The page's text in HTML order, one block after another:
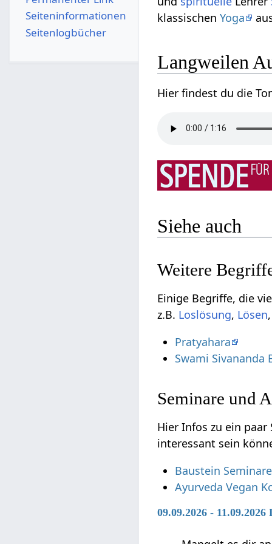
klassischenYoga
Siehe auch
Einige Begriffe, die vielleicht nicht
z.B.
,
Pratyahara
Swami Sivananda
Seminare und
Hier Infos zu ein paar
interessant sein
Baustein Seminare
Ayurveda Vegan
09.09.2026 -
Seiten­­informationen
Seitenlogbücher